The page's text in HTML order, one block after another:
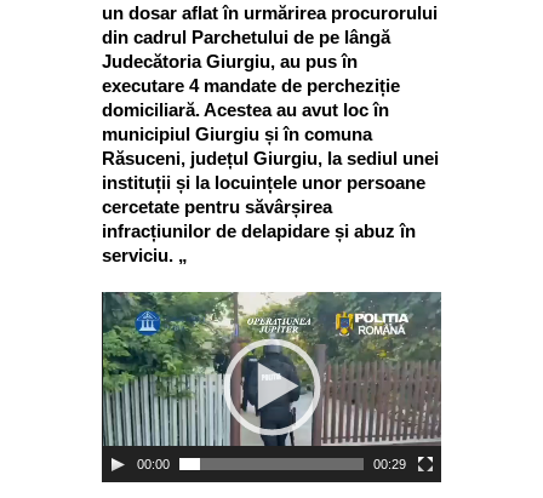
un dosar aflat în urmărirea procurorului
din cadrul Parchetului de pe lângă
Judecătoria Giurgiu, au pus în
executare 4 mandate de percheziție
domiciliară. Acestea au avut loc în
municipiul Giurgiu și în comuna
Răsuceni, județul Giurgiu, la sediul unei
instituții și la locuințele unor persoane
cercetate pentru săvârșirea
infracțiunilor de delapidare și abuz în
serviciu. „
Player
video
00:00 00:29